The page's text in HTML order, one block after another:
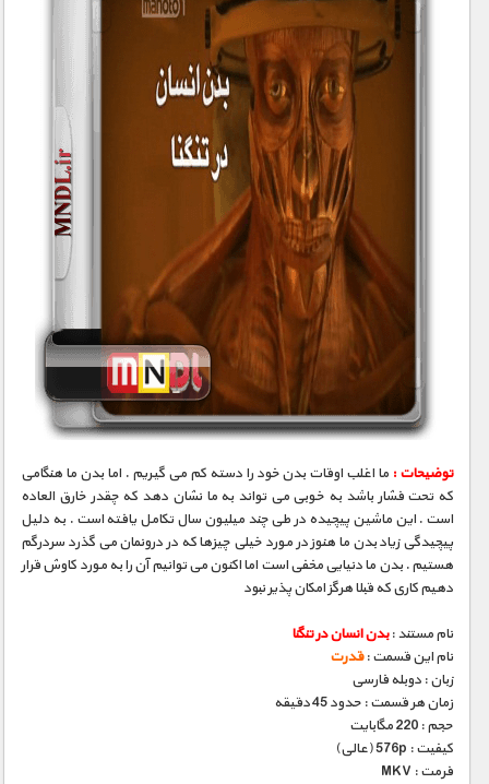
سرگرمی
شناخت کودکان
مسابقات / ورزشی
مستند های اختصاصی
توضیحات : ما اغلب اوقات بدن خود را دسته کم می گیریم . اما بدن ما هنگامی
که تحت فشار باشد به خوبی می تواند به ما نشان دهد که چقدر خارق العاده
است . این ماشین پیچیده در طی چند میلیون سال تکامل یافته است . به دلیل
پیچیدگی زیاد بدن ما هنوز در مورد خیلی چیزها که در درونمان می گذرد سردرگم
هستیم . بدن ما دنیایی مخفی است اما اکنون می توانیم آن را به مورد کاوش قرار
دهیم کاری که قبلا هرگز امکان پذیر نبود
نام مستند :بدن انسان در تنگنا
نام این قسمت :قدرت
زبان : دوبله فارسی
زمان هر قسمت : حدود 45 دقیقه
حجم : 220 مگابایت
کیفیت : 576p (عالی)
فرمت : MKV